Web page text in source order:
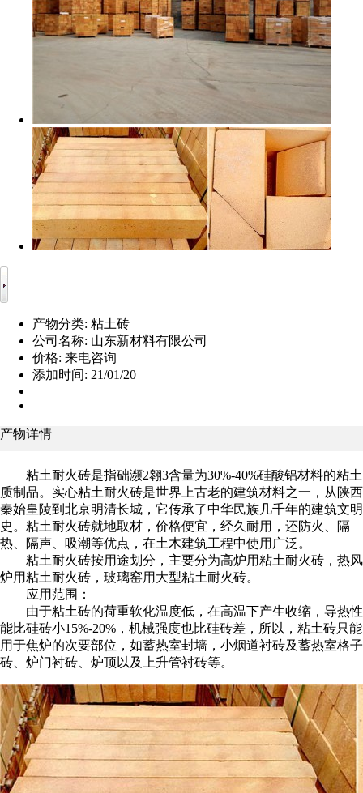
产物分类: 粘土砖
公司名称: 山东新材料有限公司
价格: 来电咨询
添加时间: 21/01/20
产物详情
粘土耐火砖是指础濒2翱3含量为30%-40%硅酸铝材料的粘土
质制品。实心粘土耐火砖是世界上古老的建筑材料之一，从陕西
秦始皇陵到北京明清长城，它传承了中华民族几千年的建筑文明
史。粘土耐火砖就地取材，价格便宜，经久耐用，还防火、隔
热、隔声、吸潮等优点，在土木建筑工程中使用广泛。
粘土耐火砖按用途划分，主要分为高炉用粘土耐火砖，热风
炉用粘土耐火砖，玻璃窑用大型粘土耐火砖。
应用范围：
由于粘土砖的荷重软化温度低，在高温下产生收缩，导热性
能比硅砖小15%-20%，机械强度也比硅砖差，所以，粘土砖只能
用于焦炉的次要部位，如蓄热室封墙，小烟道衬砖及蓄热室格子
砖、炉门衬砖、炉顶以及上升管衬砖等。